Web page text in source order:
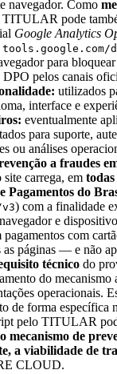
navegador. Como
TITULAR pode
Google Analytics
tools.google.com/
para
pelos canais
utilizados
interface e
eventualmente
para suporte,
ou análises
a fraudes
site carrega, em todas
Pagamentos do
) com a finalidade
e
com
as páginas — e não
técnico do
do
operacionais.
de forma específica
pelo TITULAR
mecanismo de
a viabilidade de
CLOUD.